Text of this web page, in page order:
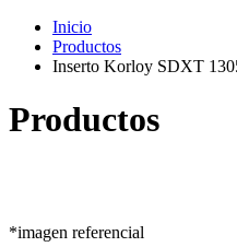
Inicio
Productos
Inserto Korloy SDXT
Productos
*imagen referencial